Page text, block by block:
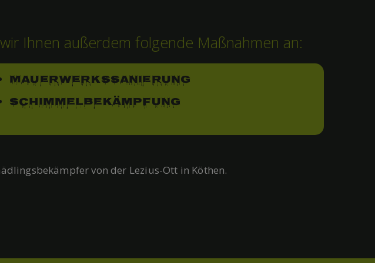
Ihnen außerdem folgende Maßnahmen an:
Mauerwerkssanierung
Schimmelbekämpfung
von der Lezius-Ott in Köthen.